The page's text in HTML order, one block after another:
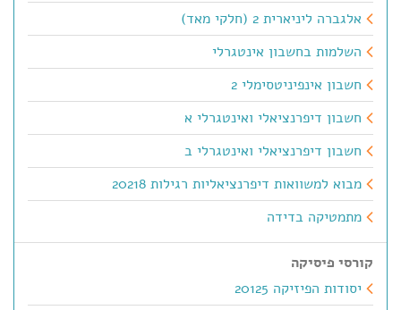
אלגברה ליניארית 2 (חלקי מאד)
השלמות בחשבון אינטגרלי
חשבון אינפיניטסימלי 2
חשבון דיפרנציאלי ואינטגרלי א
חשבון דיפרנציאלי ואינטגרלי ב
מבוא למשוואות דיפרנציאליות רגילות 20218
מתמטיקה בדידה
קורסי פיסיקה
יסודות הפיזיקה 20125